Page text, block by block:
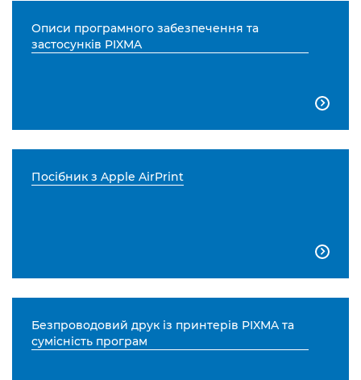
Описи програмного забезпечення та
застосунків PIXMA

Посібник з Apple AirPrint

Безпроводовий друк із принтерів PIXMA та
сумісність програм